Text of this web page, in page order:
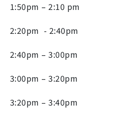
1:50pm – 2:10 pm
2:20pm - 2:40pm
2:40pm – 3:00pm
3:00pm – 3:20pm
3:20pm – 3:40pm